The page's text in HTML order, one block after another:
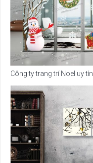
Công ty trang trí Noel uy